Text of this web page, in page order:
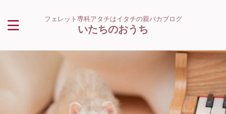
フェレット専科アタチはイタチの親バカブログ
いたちのおうち